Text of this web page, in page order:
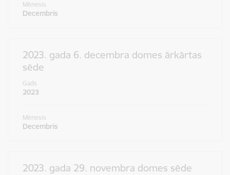
Mēnesis
Decembris
2023. gada 6. decembra domes ārkārtas
sēde
Gads
2023
Mēnesis
Decembris
2023. gada 29. novembra domes sēde